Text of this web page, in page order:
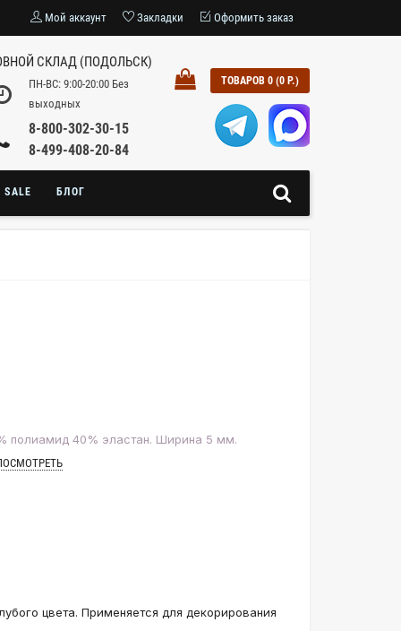
Мой аккаунт Закладки Оформить заказ
СКЛАД (ПОДОЛЬСК)
ПН-ВС: 9:00-20:00 Без
выходных
8-800-302-30-15
8-499-408-20-84
ТОВАРОВ 0 (0 Р.)
SALE БЛОГ
полиамид 40% эластан. Ширина 5 мм.
цвета. Применяется для декорирования